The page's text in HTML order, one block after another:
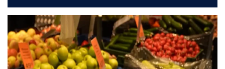
сегодня, 14:00